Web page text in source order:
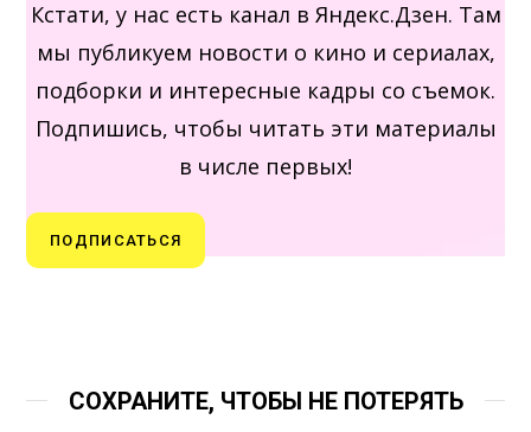
Кстати, у нас есть канал в Яндекс.Дзен. Там
мы публикуем новости о кино и сериалах,
подборки и интересные кадры со съемок.
Подпишись, чтобы читать эти материалы
в числе первых!
ПОДПИСАТЬСЯ
СОХРАНИТЕ, ЧТОБЫ НЕ ПОТЕРЯТЬ